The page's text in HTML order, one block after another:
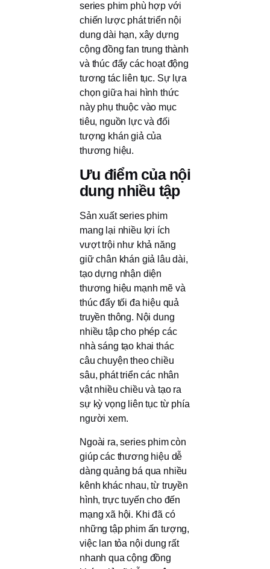
series phim phù hợp với
chiến lược phát triển nội
dung dài hạn, xây dựng
cộng đồng fan trung thành
và thúc đẩy các hoạt động
tương tác liên tục. Sự lựa
chọn giữa hai hình thức
này phụ thuộc vào mục
tiêu, nguồn lực và đối
tượng khán giả của
thương hiệu.
Ưu điểm của nội
dung nhiều tập
Sản xuất series phim
mang lại nhiều lợi ích
vượt trội như khả năng
giữ chân khán giả lâu dài,
tạo dựng nhận diện
thương hiệu mạnh mẽ và
thúc đẩy tối đa hiệu quả
truyền thông. Nội dung
nhiều tập cho phép các
nhà sáng tạo khai thác
câu chuyện theo chiều
sâu, phát triển các nhân
vật nhiều chiều và tạo ra
sự kỳ vọng liên tục từ phía
người xem.
Ngoài ra, series phim còn
giúp các thương hiệu dễ
dàng quảng bá qua nhiều
kênh khác nhau, từ truyền
hình, trực tuyến cho đến
mạng xã hội. Khi đã có
những tập phim ấn tượng,
việc lan tỏa nội dung rất
nhanh qua cộng đồng